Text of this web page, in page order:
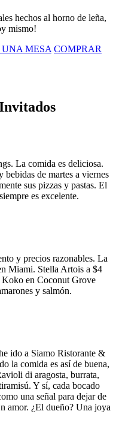
hechos al horno de leña,
mismo!
UNA MESA COMPRAR
La comida es deliciosa.
de martes a viernes
sus pizzas y pastas. El
es excelente.
y precios razonables. La
Miami. Stella Artois a $4
en Coconut Grove
y salmón.
ido a Siamo Ristorante &
la comida es así de buena,
di aragosta, burrata,
Y sí, cada bocado
una señal para dejar de
amor. ¿El dueño? Una joya